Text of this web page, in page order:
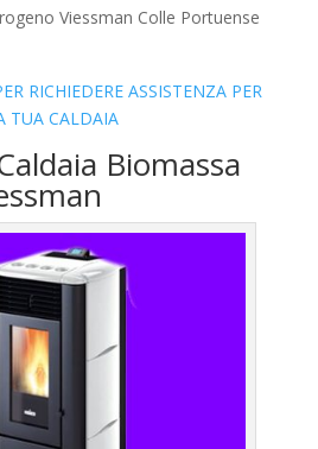
Viessman Colle Portuense
RICHIEDERE ASSISTENZA PER
TUA CALDAIA
Biomassa